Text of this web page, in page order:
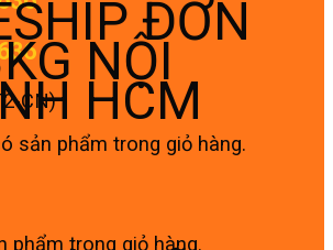
CN)
sản phẩm trong giỏ hàng.
phẩm trong giỏ hàng.
ĐƠN
NỘI
HCM